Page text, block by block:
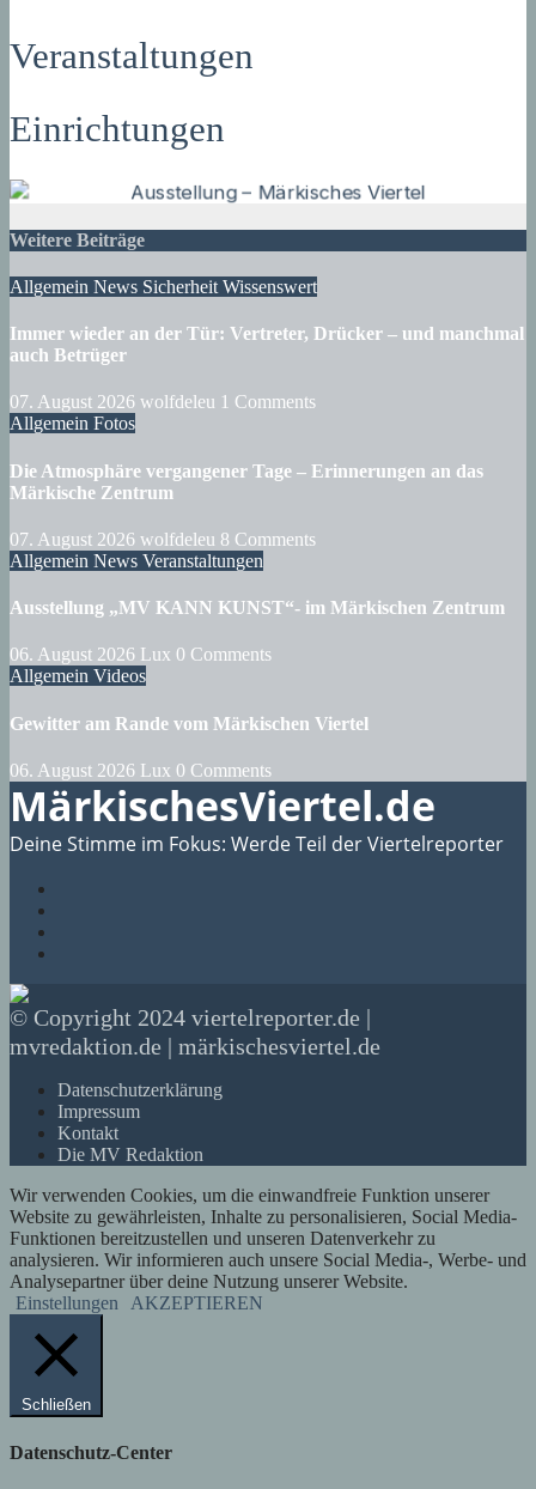
Veranstaltungen
Einrichtungen
Weitere Beiträge
Allgemein News Sicherheit Wissenswert
Immer wieder an der Tür: Vertreter, Drücker – und manchmal
auch Betrüger
07. August 2026 wolfdeleu 1 Comments
Allgemein Fotos
Die Atmosphäre vergangener Tage – Erinnerungen an das
Märkische Zentrum
07. August 2026 wolfdeleu 8 Comments
Allgemein News Veranstaltungen
Ausstellung „MV KANN KUNST“- im Märkischen Zentrum
06. August 2026 Lux 0 Comments
Allgemein Videos
Gewitter am Rande vom Märkischen Viertel
06. August 2026 Lux 0 Comments
MärkischesViertel.de
Deine Stimme im Fokus: Werde Teil der Viertelreporter
© Copyright 2024 viertelreporter.de |
mvredaktion.de | märkischesviertel.de
Datenschutzerklärung
Impressum
Kontakt
Die MV Redaktion
Wir verwenden Cookies, um die einwandfreie Funktion unserer
Website zu gewährleisten, Inhalte zu personalisieren, Social Media-
Funktionen bereitzustellen und unseren Datenverkehr zu
analysieren. Wir informieren auch unsere Social Media-, Werbe- und
Analysepartner über deine Nutzung unserer Website.
Einstellungen
AKZEPTIEREN
Schließen
Datenschutz-Center